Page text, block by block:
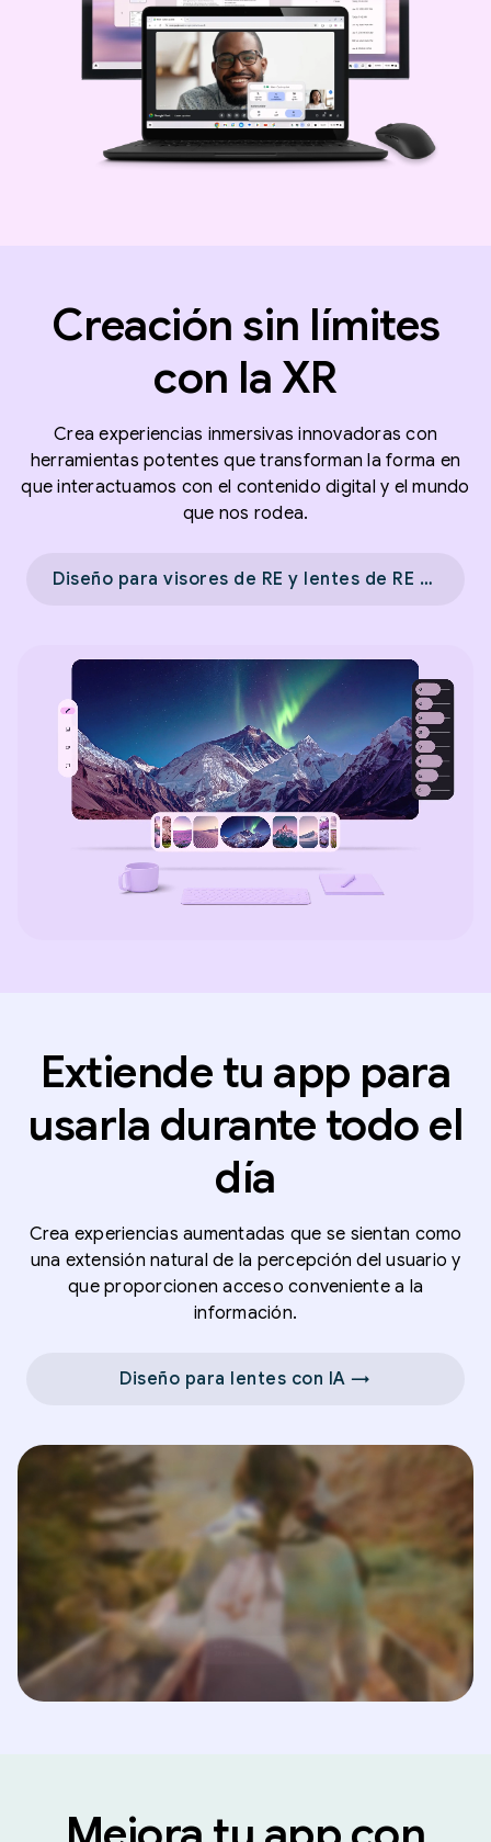
Creación sin límites
con la XR
Crea experiencias inmersivas innovadoras con
herramientas potentes que transforman la forma en
que interactuamos con el contenido digital y el mundo
que nos rodea.
Diseño para visores de RE y lentes de RE con cable →
Extiende tu app para
usarla durante todo el
día
Crea experiencias aumentadas que se sientan como
una extensión natural de la percepción del usuario y
que proporcionen acceso conveniente a la
información.
Diseño para lentes con IA →